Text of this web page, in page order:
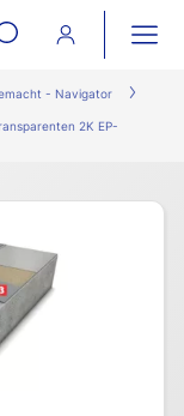
- Navigator
2K EP-